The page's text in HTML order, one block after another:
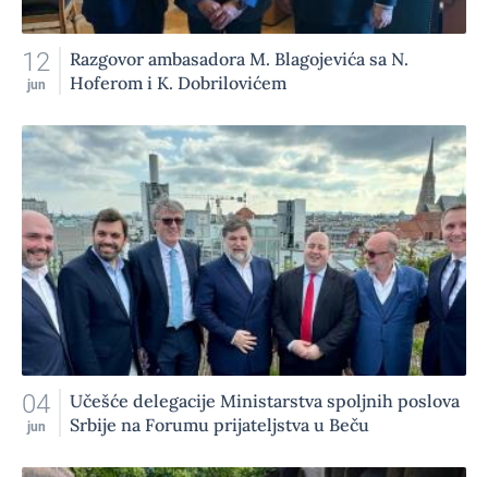
12
jun
Razgovor ambasadora M. Blagojevića sa N.
Hoferom i K. Dobrilovićem
04
jun
Učešće delegacije Ministarstva spoljnih poslova
Srbije na Forumu prijateljstva u Beču